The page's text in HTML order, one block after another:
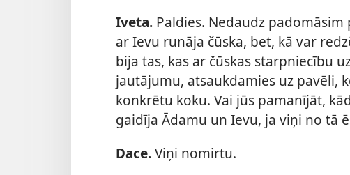
Iveta. Paldies. Nedaudz
ar Ievu runāja čūska, bet, kā var
bija tas, kas ar čūskas starpniecību
jautājumu, atsaukdamies uz pavēli,
konkrētu koku. Vai jūs pamanījāt,
gaidīja Ādamu un Ievu, ja viņi no tā
Dace.Viņi nomirtu.